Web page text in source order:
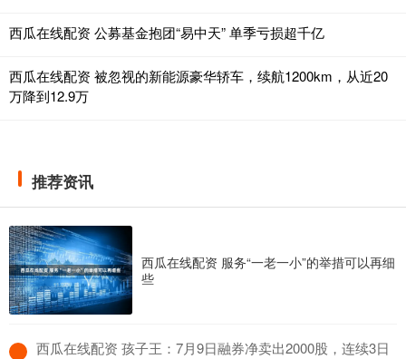
西瓜在线配资 公募基金抱团“易中天” 单季亏损超千亿
西瓜在线配资 被忽视的新能源豪华轿车，续航1200km，从近20
万降到12.9万
推荐资讯
西瓜在线配资 服务“一老一小”的举措可以再细
些
​西瓜在线配资 孩子王：7月9日融券净卖出2000股，连续3日